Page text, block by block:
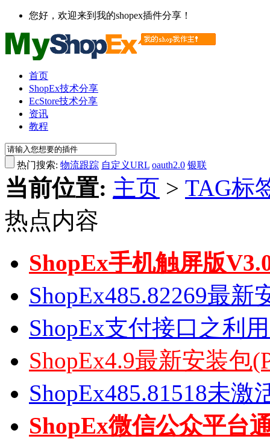
您好，欢迎来到我的shopex插件分享！
首页
ShopEx技术分享
EcStore技术分享
资讯
教程
热门搜索: 物流跟踪 自定义URL oauth2.0 银联
当前位置: 主页 > TAG标
热点内容
ShopEx手机触屏版
ShopEx485.82269最新
ShopEx支付接口之利
ShopEx4.9最新安装包
ShopEx485.81518未激
ShopEx微信公众平台